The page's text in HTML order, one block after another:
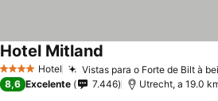
4 EstrelasHotel Vistas para o Forte de Bilt à
Hotel Mitland
8,6 Excelente 7.446 Utrecht, a 19.0